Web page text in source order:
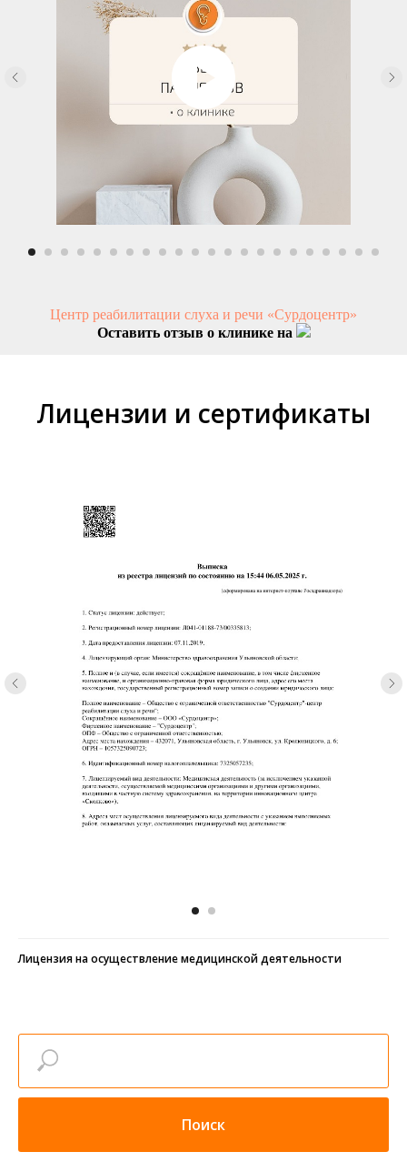
Центр реабилитации слуха и речи «Сурдоцентр»
Оставить отзыв о клинике на
Лицензии и сертификаты
Лицензия на осуществление медицинской деятельности
Поиск